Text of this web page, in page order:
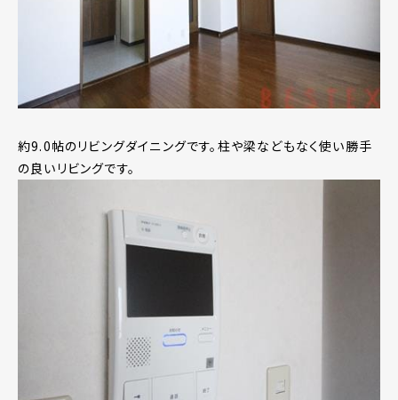
約9.0帖のリビングダイニングです。柱や梁などもなく使い勝手
の良いリビングです。